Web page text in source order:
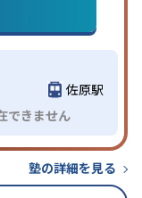
レットを利用
佐原駅
できません
塾の詳細を見る